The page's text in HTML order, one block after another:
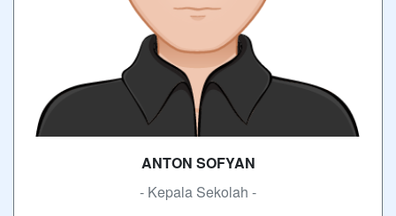
ANTON SOFYAN
- Kepala Sekolah -